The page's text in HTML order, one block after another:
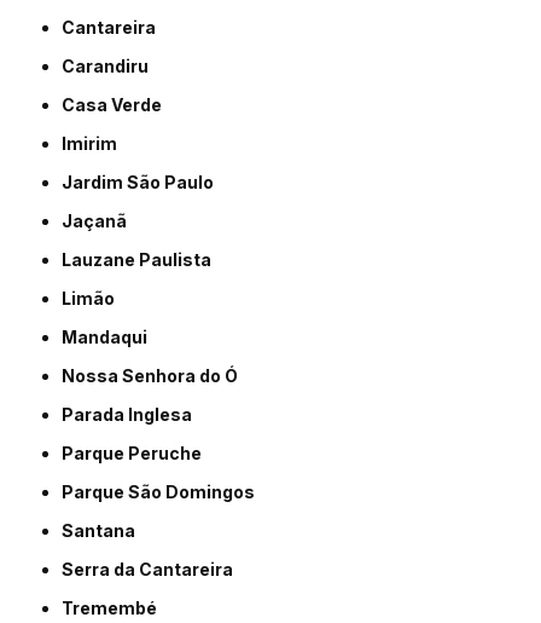
Cantareira
Carandiru
Casa Verde
Imirim
Jardim São Paulo
Jaçanã
Lauzane Paulista
Limão
Mandaqui
Nossa Senhora do Ó
Parada Inglesa
Parque Peruche
Parque São Domingos
Santana
Serra da Cantareira
Tremembé